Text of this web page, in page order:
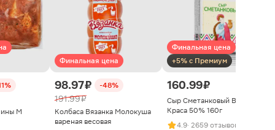
М
Финальная цена
98.97 ₽ -48%
191.99 ₽
Колбаса Вязанка Молокуша
вареная весовая
Финальная цена
+5% с Премиум
160.99 ₽
Сыр Сметанковый Варвара
Краса 50% 160г
4.9· 2659 отзывов